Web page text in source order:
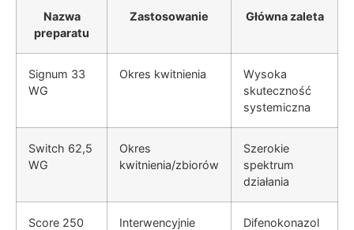
Nazwa
preparatu
Zastosowanie Główna zaleta
Signum 33
WG
Okres kwitnienia
Wysoka
skuteczność
systemiczna
Switch 62,5
WG
Okres
kwitnienia/zbiorów
Szerokie
spektrum
działania
Score 250
Interwencyjnie
Difenokonazol